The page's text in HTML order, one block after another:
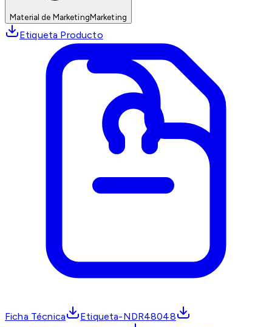
Material de MarketingMarketing
Etiqueta Producto
Ficha Técnica
Etiqueta-NDR48048